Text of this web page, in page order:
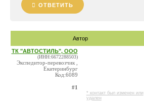
ОТВЕТИТЬ
Автор
ТК "АВТОСТИЛЬ", ООО
(ИНН:6672288503)
Экспедитор-перевозчик ,
Екатеринбург
Код:6089
#1
* контакт был изменен или
удален